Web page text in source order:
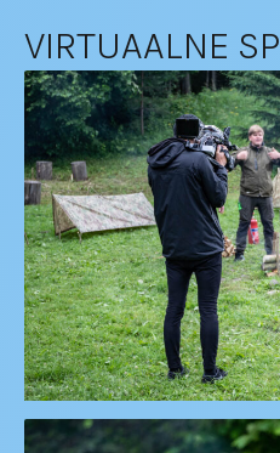
VIRTUAALNE